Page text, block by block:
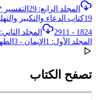
المجلد الرابع: 29التفسير * 2912 - 4039
1824 - 2911
المجلد الثاني: 4الصلاة - 18المناسك * 686 - 1823
المجلد الأول: 1الإيمان - 3الطهارة * 1 - 685
تصفح الكتاب